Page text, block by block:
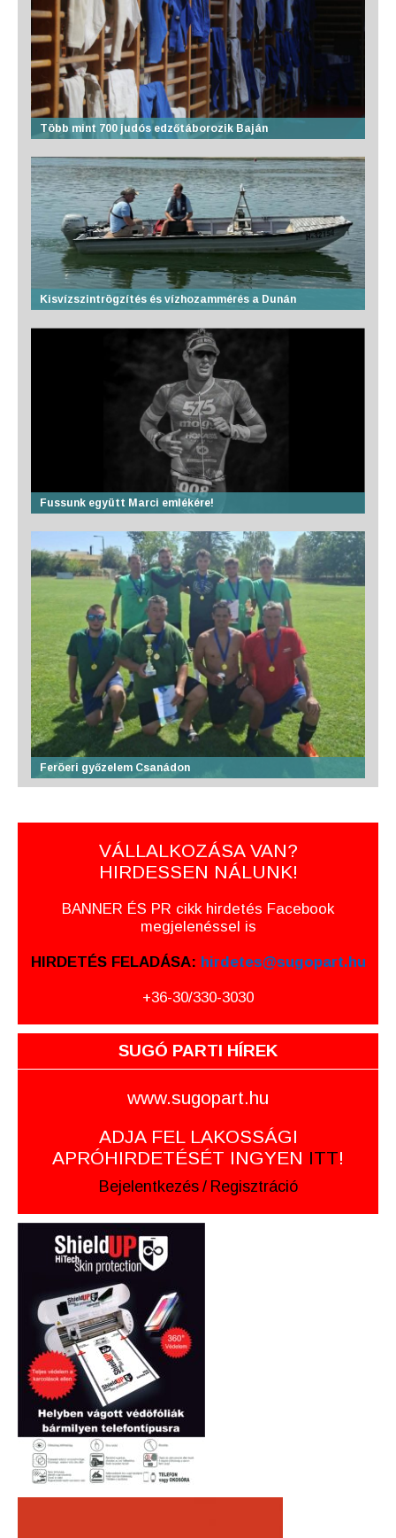
Több mint 700 judós edzőtáborozik Baján
Kisvízszintrögzítés és vízhozammérés a Dunán
Fussunk együtt Marci emlékére!
Feröeri győzelem Csanádon
VÁLLALKOZÁSA VAN?
HIRDESSEN NÁLUNK!
BANNER ÉS PR cikk hirdetés Facebook
megjelenéssel is
HIRDETÉS FELADÁSA: hirdetes@sugopart.hu
+36-30/330-3030
SUGÓ PARTI HÍREK
www.sugopart.hu
ADJA FEL LAKOSSÁGI
APRÓHIRDETÉSÉT INGYEN ITT!
Bejelentkezés / Regisztráció